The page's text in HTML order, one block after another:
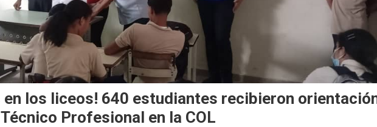
en los liceos! 640 estudiantes recibieron
Profesional en la COL